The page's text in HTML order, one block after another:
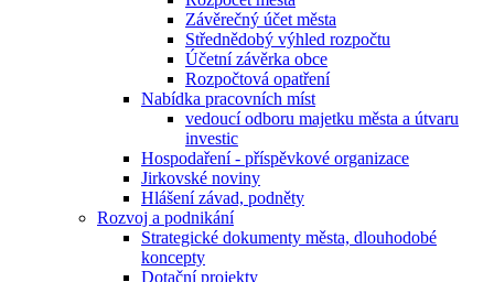
Závěrečný účet města
Střednědobý výhled rozpočtu
Účetní závěrka obce
Rozpočtová opatření
Nabídka pracovních míst
vedoucí odboru majetku města a útvaru
investic
Hospodaření - příspěvkové organizace
Jirkovské noviny
Hlášení závad, podněty
Rozvoj a podnikání
Strategické dokumenty města, dlouhodobé
koncepty
Dotační projekty